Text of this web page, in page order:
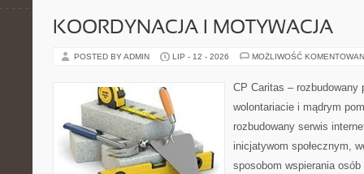
KOORDYNACJA I MOTYWACJA
POSTED BY ADMIN LIP - 12 - 2026 MOŻLIWOŚĆ
CP Caritas – rozbudowany
wolontariacie i mądrym
rozbudowany serwis
inicjatywom społecznym,
sposobom wspierania